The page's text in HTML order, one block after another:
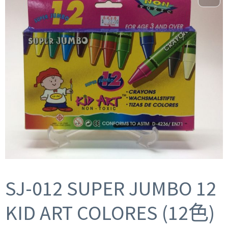
SJ-012 SUPER JUMBO 12
KID ART COLORES (12色)